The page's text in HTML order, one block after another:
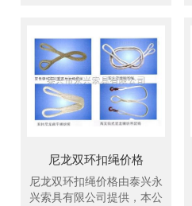
尼龙双环扣绳价格
尼龙双环扣绳价格由泰兴永
兴索具有限公司提供，本公